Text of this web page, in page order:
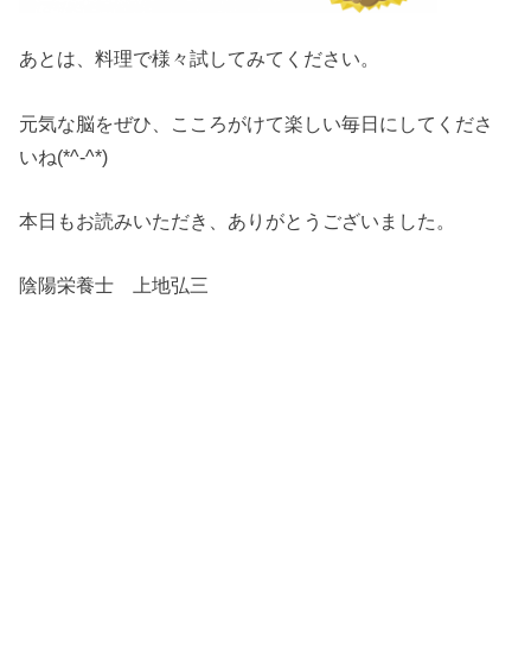
あとは、料理で様々試してみてください。
元気な脳をぜひ、こころがけて楽しい毎日にしてくださ
いね(*^-^*)
本日もお読みいただき、ありがとうございました。
陰陽栄養士 上地弘三